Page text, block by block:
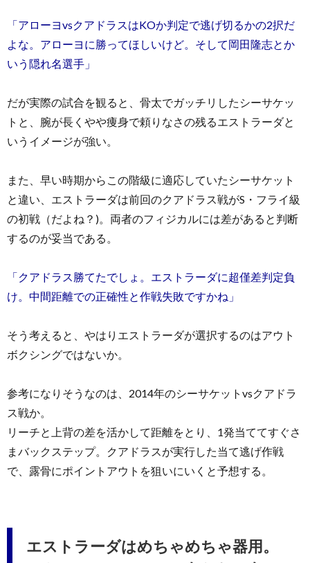
「アローヨvsクアドラスはKOか判定で逃げ切るかの2択だ
よな。アローヨに勝ってほしいけど。そして岡田隆志とか
いう隠れ名選手」
だが実際の試合を観ると、骨太でガッチリしたシーサケッ
トと、腕が長くやや痩身で頼りなさの残るエストラーダと
いうイメージが強い。
また、早い時期からこの階級に適応していたシーサケット
と違い、エストラーダは前回のクアドラス戦がS・フライ級
の初戦（だよね？)。両者のフィジカルには差があると判断
するのが妥当である。
「クアドラス勝てたでしょ。エストラーダに超僅差判定負
け。中間距離での正確性と作戦失敗ですかね」
そう考えると、やはりエストラーダが選択するのはアウト
ボクシングではないか。
参考になりそうなのは、2014年のシーサケットvsクアドラ
ス戦か。
リーチと上背の差を活かして距離をとり、1発当ててすぐさ
まバックステップ。クアドラスが実行した当て逃げ作戦
で、露骨にポイントアウトを狙いにいくと予想する。
エストラーダはめちゃめちゃ器用。